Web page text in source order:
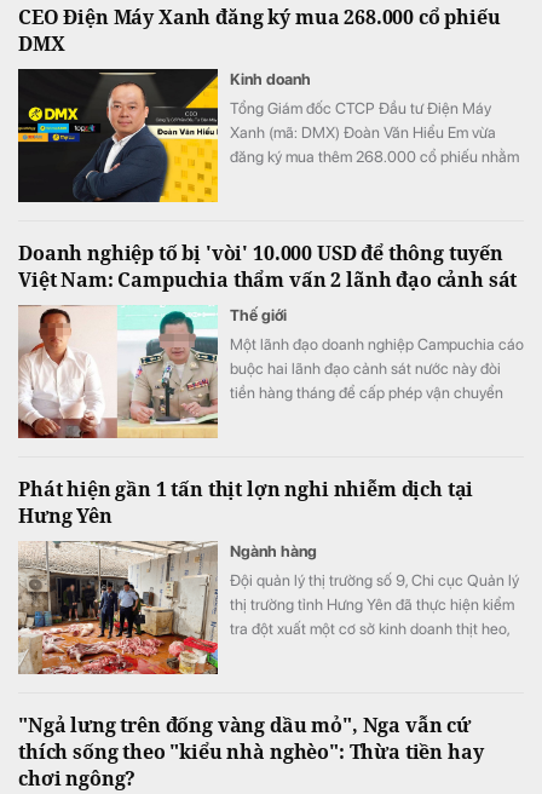
CEO Điện Máy Xanh đăng ký mua 268.000 cổ phiếu
DMX
Kinh doanh
Tổng Giám đốc CTCP Đầu tư Điện Máy
Xanh (mã: DMX) Đoàn Văn Hiểu Em vừa
đăng ký mua thêm 268.000 cổ phiếu nhằm
Doanh nghiệp tố bị 'vòi' 10.000 USD để thông tuyến
Việt Nam: Campuchia thẩm vấn 2 lãnh đạo cảnh sát
Thế giới
Một lãnh đạo doanh nghiệp Campuchia cáo
buộc hai lãnh đạo cảnh sát nước này đòi
tiền hàng tháng để cấp phép vận chuyển
Phát hiện gần 1 tấn thịt lợn nghi nhiễm dịch tại
Hưng Yên
Ngành hàng
Đội quản lý thị trường số 9, Chi cục Quản lý
thị trường tỉnh Hưng Yên đã thực hiện kiểm
tra đột xuất một cơ sở kinh doanh thịt heo,
"Ngả lưng trên đống vàng dầu mỏ", Nga vẫn cứ
thích sống theo "kiểu nhà nghèo": Thừa tiền hay
chơi ngông?